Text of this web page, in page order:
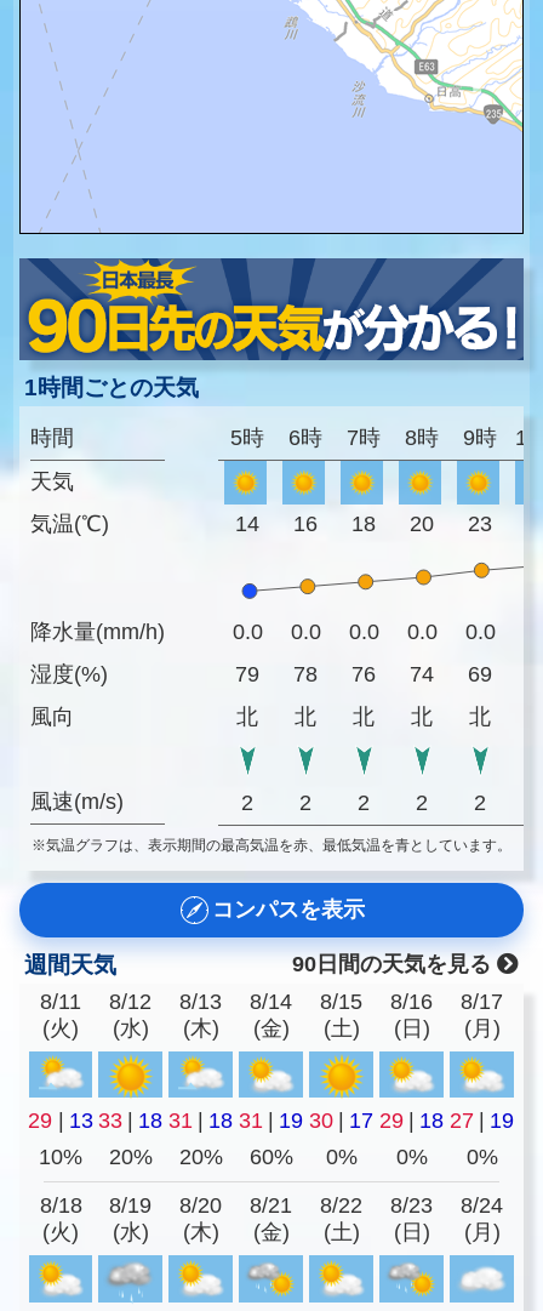
1時間ごとの天気
時間
天気
気温(℃)
降水量(mm/h)
湿度(%)
風向
風速(m/s)
5時 6時 7時 8時 9時
14 16 18 20 23
0.0 0.0 0.0 0.0 0.0
79
78 76 74 69
北
北 北 北 北
2 2 2 2 2
※気温グラフは、表示期間の最高気温を赤、最低気温を青としています。
コンパスを表示
週間天気
90日間の天気を見る
8/11
(火)
8/12
(水)
8/13
(木)
8/14
(金)
8/15
(土)
8/16
(日)
8/17
(月)
29 13 33 18 31 18 31 19 30 17 29 18 27
19
10%
20% 20% 60% 0% 0% 0%
8/18
(火)
8/19
(水)
8/20
(木)
8/21
(金)
8/22
(土)
8/23
(日)
8/24
(月)